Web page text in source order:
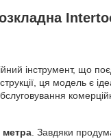
інструмент, що
ця модель
метра . Завдяки